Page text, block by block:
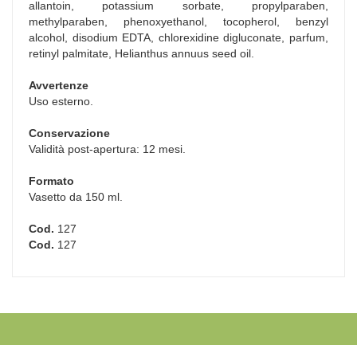
allantoin, potassium sorbate, propylparaben,
methylparaben, phenoxyethanol, tocopherol, benzyl
alcohol, disodium EDTA, chlorexidine digluconate, parfum,
retinyl palmitate, Helianthus annuus seed oil.
Avvertenze
Uso esterno.
Conservazione
Validità post-apertura: 12 mesi.
Formato
Vasetto da 150 ml.
Cod. 127
Cod. 127